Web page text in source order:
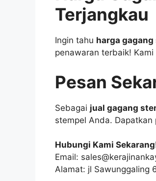
Terjangkau
Ingin tahu harga
penawaran terbaik!
Pesan
Sebagai jual gagang
stempel Anda.
Hubungi Kami
Email:
Alamat: jl Sawunggaling